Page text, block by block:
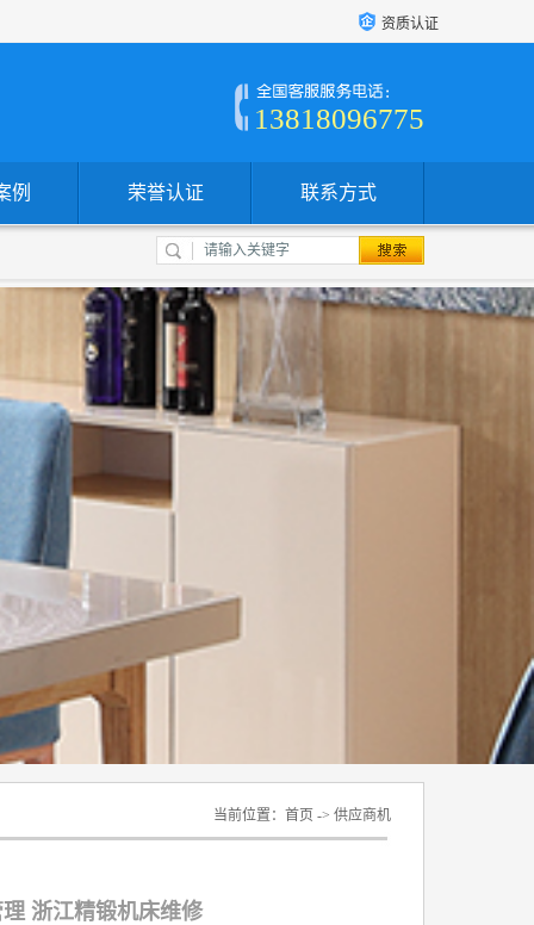
资质认证
13818096775
例 荣誉认证 联系方式
当前位置： 首页 -> 供应商机
浙江精锻机床维修